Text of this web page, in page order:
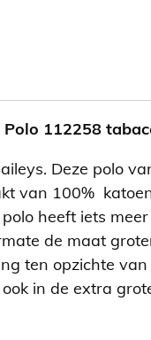
112258
Deze polo
van 100%
heeft iets
de maat
ten opzichte
ook in de extra